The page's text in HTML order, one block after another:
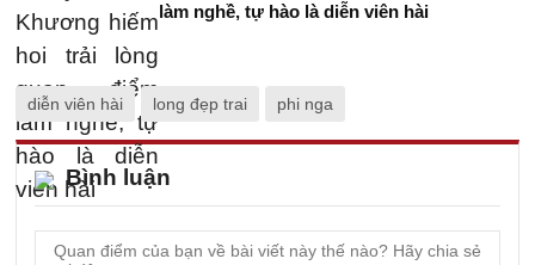
làm nghề, tự hào là diễn viên hài
diễn viên hài long đẹp trai phi nga
Bình luận